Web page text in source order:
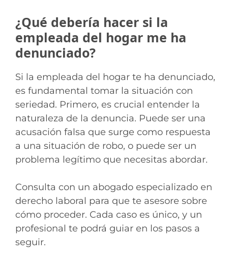
¿Qué debería hacer si la
empleada del hogar me ha
denunciado?
Si la empleada del hogar te ha denunciado,
es fundamental tomar la situación con
seriedad. Primero, es crucial entender la
naturaleza de la denuncia. Puede ser una
acusación falsa que surge como respuesta
a una situación de robo, o puede ser un
problema legítimo que necesitas abordar.
Consulta con un abogado especializado en
derecho laboral para que te asesore sobre
cómo proceder. Cada caso es único, y un
profesional te podrá guiar en los pasos a
seguir.